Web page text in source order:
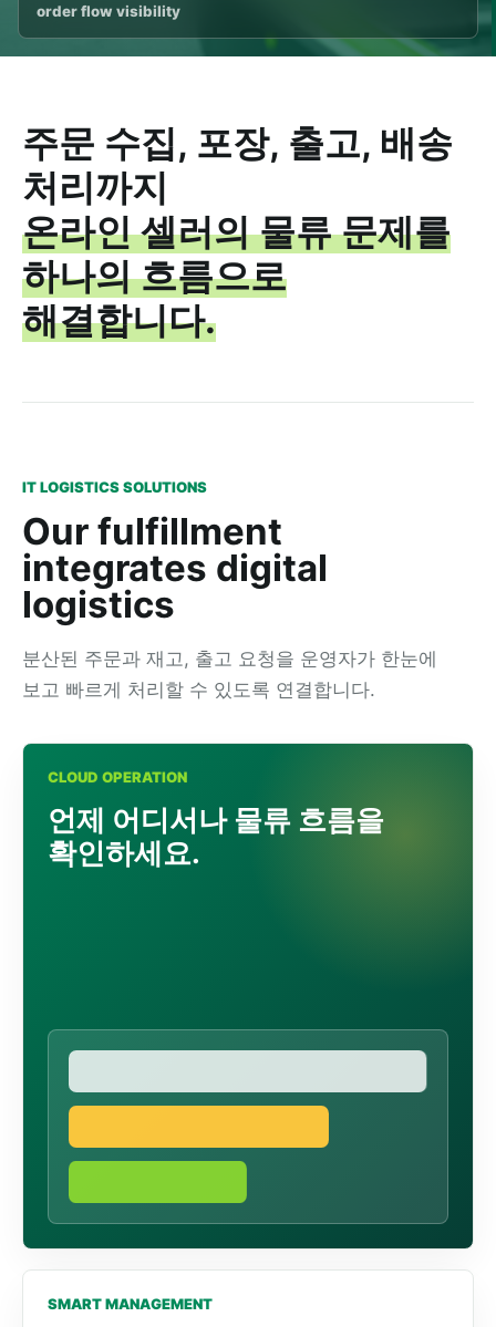
order flow visibility
주문 수집, 포장, 출고, 배송
처리까지
온라인 셀러의 물류 문제를
하나의 흐름으로
해결합니다.
IT LOGISTICS SOLUTIONS
Our fulfillment
integrates digital
logistics
분산된 주문과 재고, 출고 요청을 운영자가 한눈에
보고 빠르게 처리할 수 있도록 연결합니다.
CLOUD OPERATION
언제 어디서나 물류 흐름을
확인하세요.
SMART MANAGEMENT